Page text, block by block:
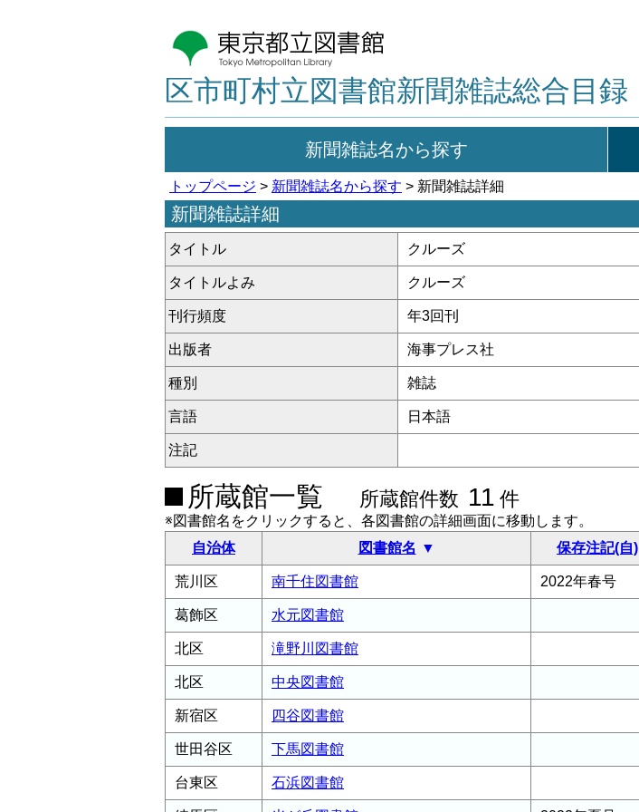
区市町村立図書館新聞雑誌総合目録
新聞雑誌名から探す
トップページ > 新聞雑誌名から探す > 新聞雑誌詳細
新聞雑誌詳細
タイトル クルーズ
タイトルよみ クルーズ
刊行頻度 年3回刊
出版者 海事プレス社
種別 雑誌
言語 日本語
注記
所蔵館一覧 所蔵館件数 11 件
※図書館名をクリックすると、各図書館の詳細画面に移動します。
自治体
図書館名 保存注記(自)
荒川区 南千住図書館 2022年春号
葛飾区 水元図書館
北区 滝野川図書館
北区 中央図書館
新宿区 四谷図書館
世田谷区 下馬図書館
台東区 石浜図書館